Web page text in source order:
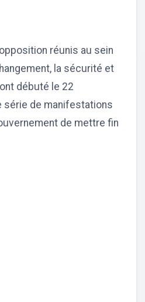
réunis au sein
la sécurité et
débuté le 22
série de manifestations
de mettre fin